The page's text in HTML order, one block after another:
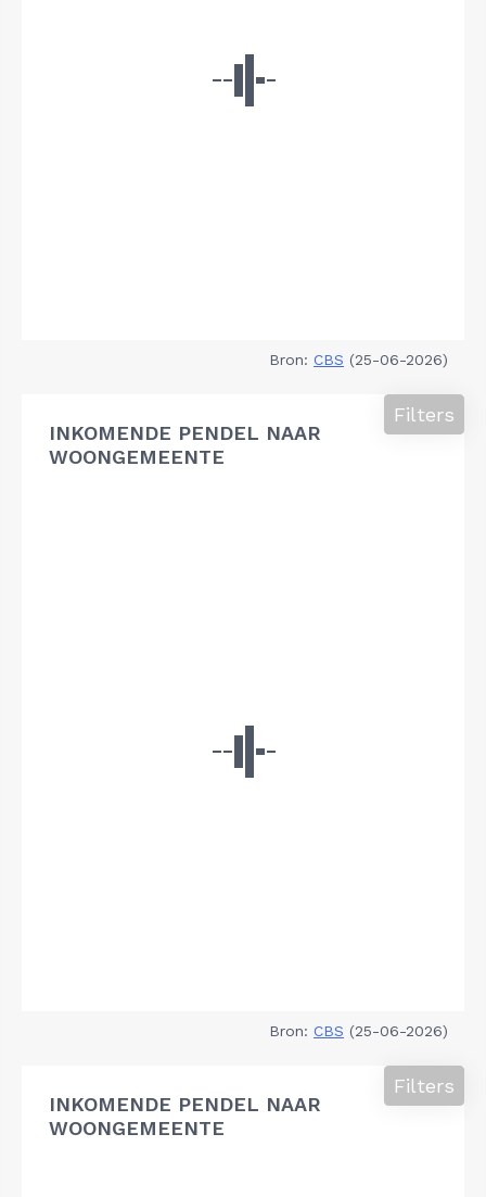
Bron: CBS (25-06-2026)
INKOMENDE PENDEL NAAR
WOONGEMEENTE
Filters
Bron: CBS (25-06-2026)
INKOMENDE PENDEL NAAR
WOONGEMEENTE
Filters